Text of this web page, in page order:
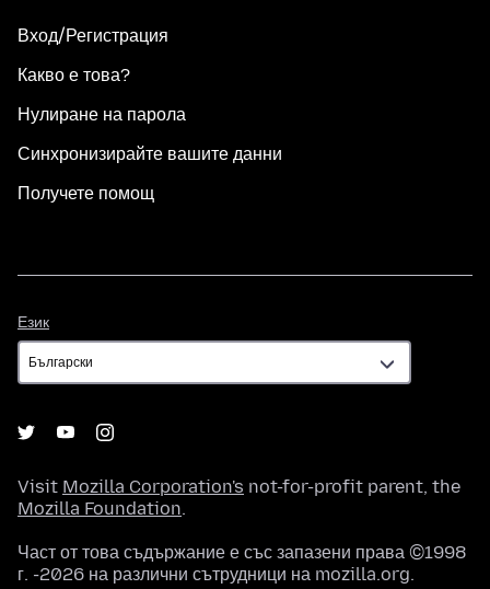
Вход/Регистрация
Какво е това?
Нулиране на парола
Синхронизирайте вашите данни
Получете помощ
Език
Visit Mozilla Corporation's not-for-profit parent, the
Mozilla Foundation.
Част от това съдържание е със запазени права ©1998
г. -2026 на различни сътрудници на mozilla.org.